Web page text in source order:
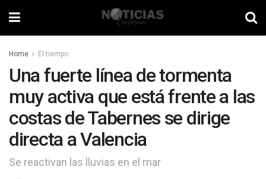
Home El tiempo
Una fuerte línea de tormenta
muy activa que está frente a las
costas de Tabernes se dirige
directa a Valencia
Se reactivan las lluvias en el mar